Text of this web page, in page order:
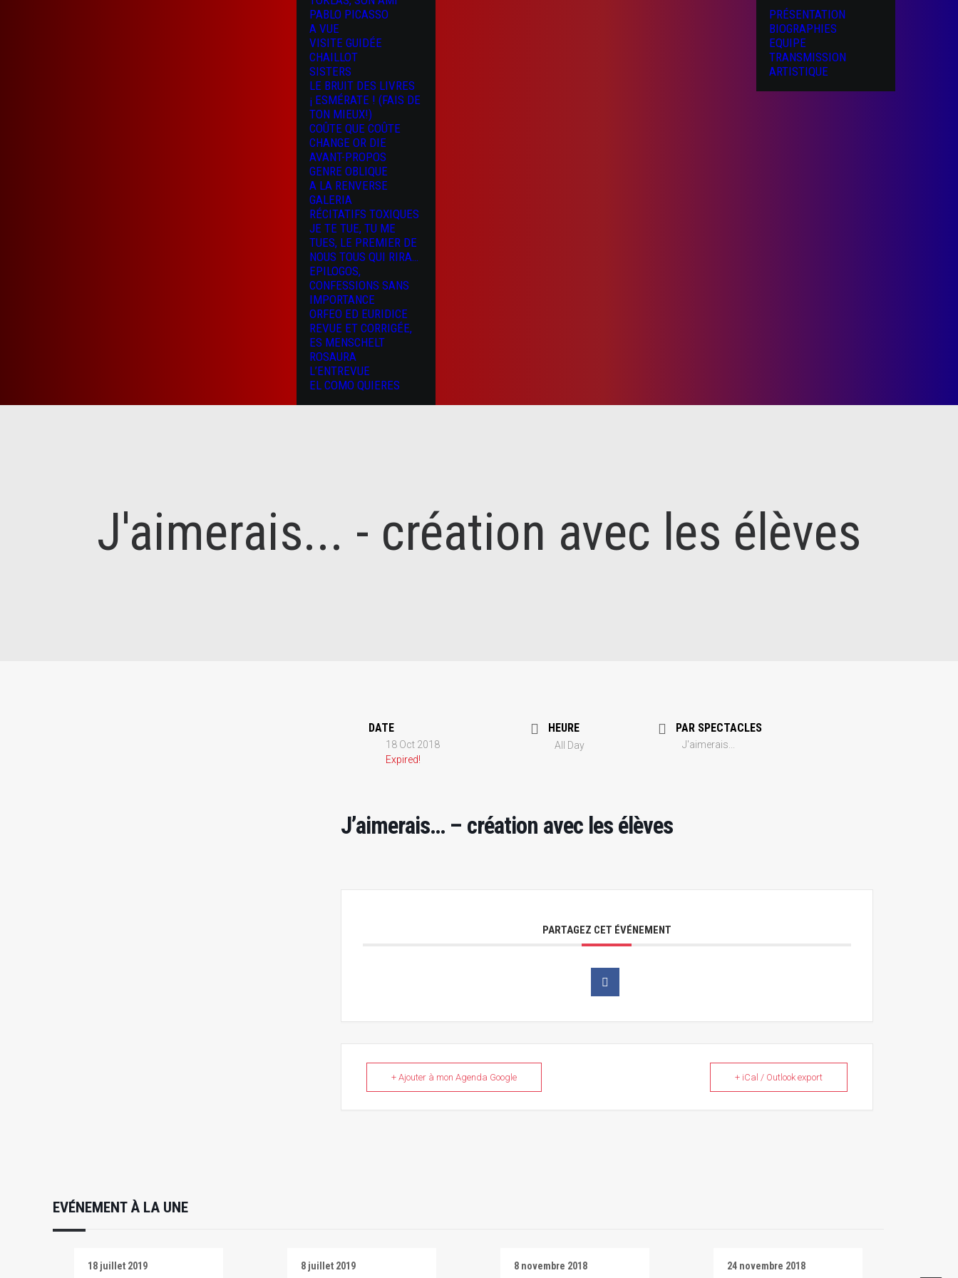
PABLO PICASSO
A VUE
VISITE GUIDÉE
CHAILLOT
SISTERS
LE BRUIT DES LIVRES
¡ ESMÉRATE ! (FAIS DE
TON MIEUX!)
COÛTE QUE COÛTE
CHANGE OR DIE
AVANT-PROPOS
GENRE OBLIQUE
A LA RENVERSE
GALERIA
RÉCITATIFS TOXIQUES
JE TE TUE, TU ME
TUES, LE PREMIER DE
NOUS TOUS QUI RIRA…
EPILOGOS,
CONFESSIONS SANS
IMPORTANCE
ORFEO ED EURIDICE
REVUE ET CORRIGÉE,
ES MENSCHELT
ROSAURA
L’ENTREVUE
EL COMO QUIERES
PRÉSENTATION
BIOGRAPHIES
EQUIPE
TRANSMISSION
ARTISTIQUE
J'aimerais... - création avec les élèves
DATE
18 Oct 2018
Expired!
HEURE
All Day
PAR SPECTACLES
J'aimerais...
J’aimerais… – création avec les élèves
PARTAGEZ CET ÉVÉNEMENT
+ Ajouter à mon Agenda Google + iCal / Outlook export
EVÉNEMENT À LA UNE
18 juillet 2019 8 juillet 2019 8 novembre 2018 24 novembre 2018